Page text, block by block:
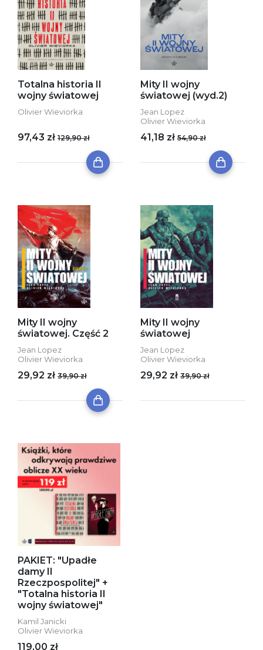
Totalna historia II
wojny światowej
Olivier Wieviorka
97,43 zł 129,90 zł
Mity II wojny
światowej (wyd.2)
Jean Lopez
Olivier Wieviorka
41,18 zł 54,90 zł
Mity II wojny
światowej. Część 2
Jean Lopez
Olivier Wieviorka
29,92 zł 39,90 zł
Mity II wojny
światowej
Jean Lopez
Olivier Wieviorka
29,92 zł 39,90 zł
PAKIET: "Upadłe
damy II
Rzeczpospolitej" +
"Totalna historia II
wojny światowej"
Kamil Janicki
Olivier Wieviorka
119,00 zł